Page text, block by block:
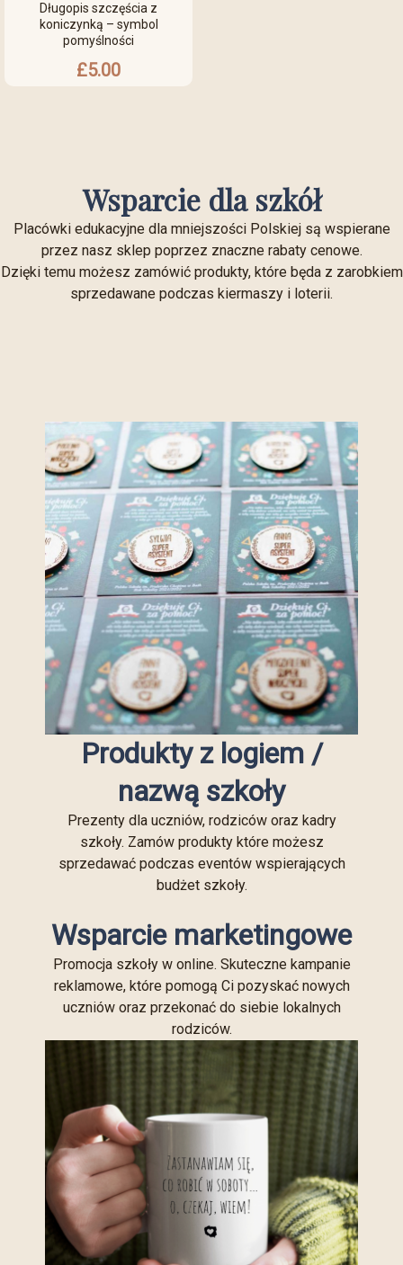
Długopis szczęścia z
koniczynką – symbol
pomyślności
£5.00
Wsparcie dla szkół
Placówki edukacyjne dla mniejszości Polskiej są wspierane
przez nasz sklep poprzez znaczne rabaty cenowe.
Dzięki temu możesz zamówić produkty, które będa z zarobkiem
sprzedawane podczas kiermaszy i loterii.
Produkty z logiem /
nazwą szkoły
Prezenty dla uczniów, rodziców oraz kadry
szkoły. Zamów produkty które możesz
sprzedawać podczas eventów wspierających
budżet szkoły.
Wsparcie marketingowe
Promocja szkoły w online. Skuteczne kampanie
reklamowe, które pomogą Ci pozyskać nowych
uczniów oraz przekonać do siebie lokalnych
rodziców.